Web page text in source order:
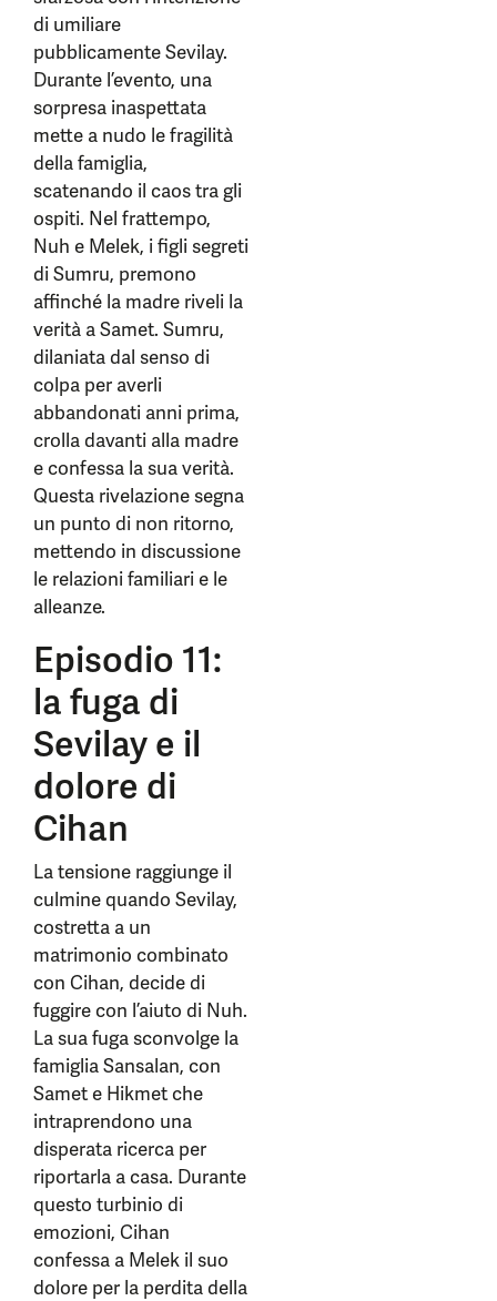
di umiliare
pubblicamente Sevilay.
Durante l’evento, una
sorpresa inaspettata
mette a nudo le fragilità
della famiglia,
scatenando il caos tra gli
ospiti. Nel frattempo,
Nuh e Melek, i figli segreti
di Sumru, premono
affinché la madre riveli la
verità a Samet. Sumru,
dilaniata dal senso di
colpa per averli
abbandonati anni prima,
crolla davanti alla madre
e confessa la sua verità.
Questa rivelazione segna
un punto di non ritorno,
mettendo in discussione
le relazioni familiari e le
alleanze.
Episodio 11:
la fuga di
Sevilay e il
dolore di
Cihan
La tensione raggiunge il
culmine quando Sevilay,
costretta a un
matrimonio combinato
con Cihan, decide di
fuggire con l’aiuto di Nuh.
La sua fuga sconvolge la
famiglia Sansalan, con
Samet e Hikmet che
intraprendono una
disperata ricerca per
riportarla a casa. Durante
questo turbinio di
emozioni, Cihan
confessa a Melek il suo
dolore per la perdita della